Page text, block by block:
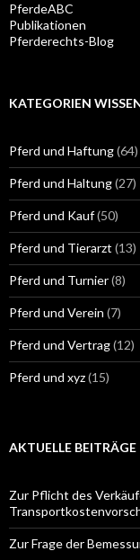
PferdeABC
Publikationen
Pferderechts-Blog
KATEGORIEN
Pferd und Haftung(64)
Pferd und Haltung(27)
Pferd und Kauf(50)
Pferd und Tierarzt (13)
Pferd und Turnier(8)
Pferd und Verein (7)
Pferd und Vertrag(12)
Pferd und xyz(15)
AKTUELLE BEITRÄGE
Zur Pflicht des
Zur Frage der